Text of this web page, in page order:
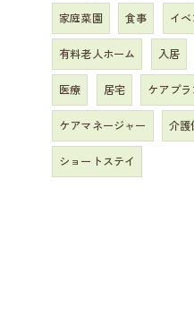
家庭菜園 食事 イベ
有料老人ホーム 入居
医療 居宅 ケアプラ
ケアマネージャー 介護
ショートステイ